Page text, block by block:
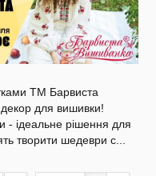
Бісером/Нитками
ТМ Барвиста
для вишивки!
- ідеальне рішення для
творити шедеври с...